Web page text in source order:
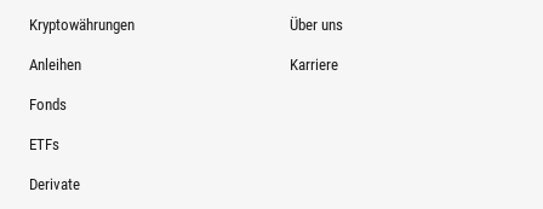
Kryptowährungen
Anleihen
Fonds
ETFs
Derivate
Über uns
Karriere